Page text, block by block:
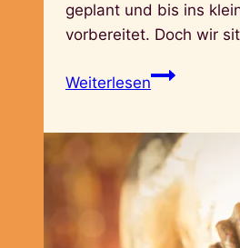
geplant und bis ins
vorbereitet. Doch wir
WeiterlesenMagie